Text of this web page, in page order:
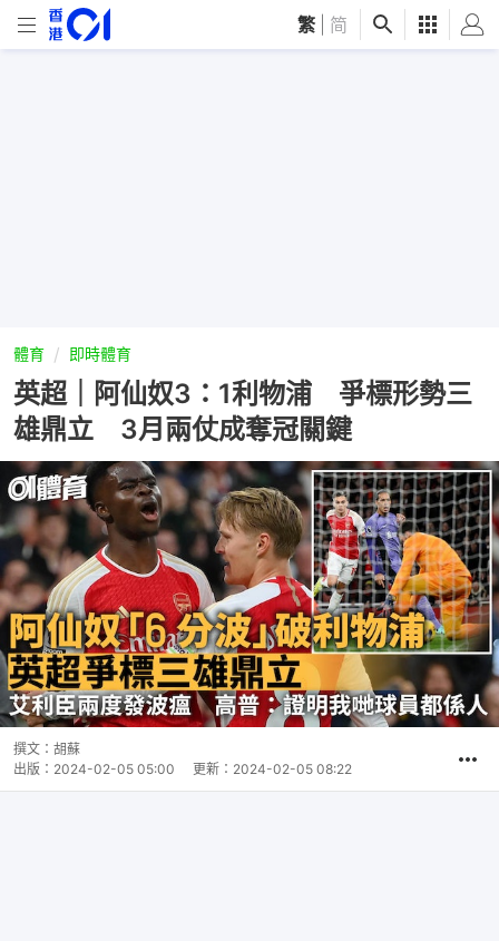
繁 简
體育 即時體育
英超｜阿仙奴3：1利物浦 爭標形勢三
雄鼎立 3月兩仗成奪冠關鍵
撰文： 胡蘇
出版： 2024-02-05 05:00 更新： 2024-02-05 08:22